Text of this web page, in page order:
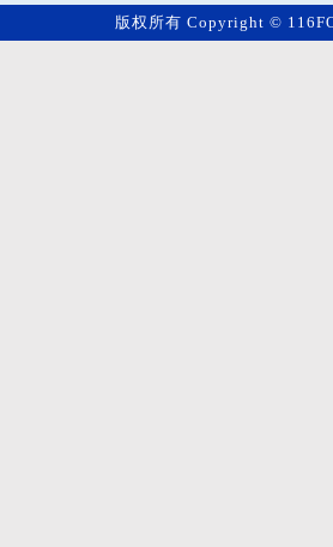
版权所有 Copyright ©